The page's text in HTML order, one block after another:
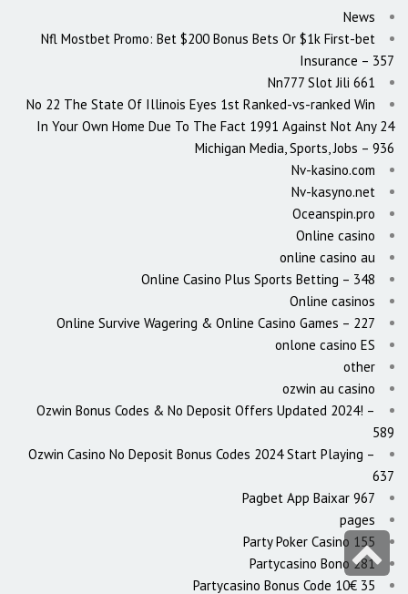
News
Nfl Mostbet Promo: Bet $200 Bonus Bets Or $1k First-bet
Insurance – 357
Nn777 Slot Jili 661
No 22 The State Of Illinois Eyes 1st Ranked-vs-ranked Win
In Your Own Home Due To The Fact 1991 Against Not Any 24
Michigan Media, Sports, Jobs – 936
Nv-kasino.com
Nv-kasyno.net
Oceanspin.pro
Online casino
online casino au
Online Casino Plus Sports Betting – 348
Online casinos
Online Survive Wagering & Online Casino Games – 227
onlone casino ES
other
ozwin au casino
Ozwin Bonus Codes & No Deposit Offers Updated 2024! –
589
Ozwin Casino No Deposit Bonus Codes 2024 Start Playing –
637
Pagbet App Baixar 967
pages
Party Poker Casino 155
Partycasino Bono 281
Partycasino Bonus Code 10€ 35
גלילה
לראש